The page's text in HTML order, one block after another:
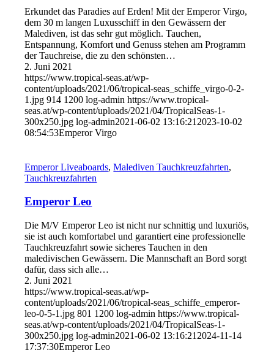
Erkundet das Paradies auf Erden! Mit der Emperor Virgo,
dem 30 m langen Luxusschiff in den Gewässern der
Malediven, ist das sehr gut möglich. Tauchen,
Entspannung, Komfort und Genuss stehen am Programm
der Tauchreise, die zu den schönsten…
2. Juni 2021
https://www.tropical-seas.at/wp-
content/uploads/2021/06/tropical-seas_schiffe_virgo-0-2-
1.jpg 914 1200 log-admin https://www.tropical-
seas.at/wp-content/uploads/2021/04/TropicalSeas-1-
300x250.jpg log-admin2021-06-02 13:16:21 2023-10-02
08:54:53Emperor Virgo
Emperor Liveaboards,Malediven Tauchkreuzfahrten,
Tauchkreuzfahrten
Emperor Leo
Die M/V Emperor Leo ist nicht nur schnittig und luxuriös,
sie ist auch komfortabel und garantiert eine professionelle
Tauchkreuzfahrt sowie sicheres Tauchen in den
maledivischen Gewässern. Die Mannschaft an Bord sorgt
dafür, dass sich alle…
2. Juni 2021
https://www.tropical-seas.at/wp-
content/uploads/2021/06/tropical-seas_schiffe_emperor-
leo-0-5-1.jpg 801 1200 log-admin https://www.tropical-
seas.at/wp-content/uploads/2021/04/TropicalSeas-1-
300x250.jpg log-admin2021-06-02 13:16:21 2024-11-14
17:37:30Emperor Leo